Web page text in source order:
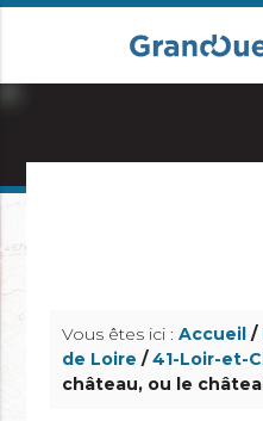
Vous êtes ici :Accueil /
de Loire /41-Loir-et-
château, ou le